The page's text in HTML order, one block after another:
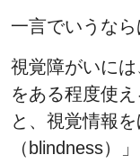
一言でいうなら
視覚障がいに
をある程度使え
と、視覚情報
（blindness）